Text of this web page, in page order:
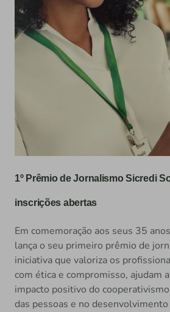
1º Prêmio de Jornalismo Sicredi
inscrições abertas
Em comemoração aos seus 35
lança o seu primeiro prêmio de
iniciativa que valoriza os
com ética e compromisso, ajudam
impacto positivo do
das pessoas e no